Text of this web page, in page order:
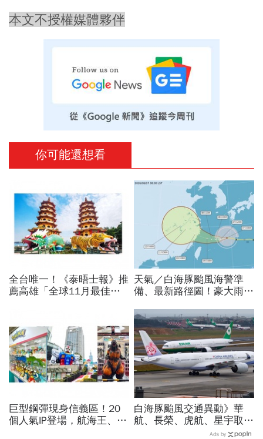
本文不授權媒體夥伴
你可能還想看
全台唯一！《泰晤士報》推
薦高雄「全球11月最佳旅
光
天氣／白海豚颱風海警準
備、最新路徑圖！豪大雨紫
颱風假機率多大，10日報
先看
巨型鋼彈現身信義區！20
個人氣IP登場，航海王、哥
白海豚颱風交通異動》華
航、長榮、虎航、星宇取消
航班：8/6-8/8逾50班次停
Ads by